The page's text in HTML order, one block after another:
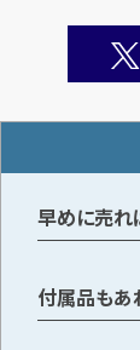
早めに売れ
付属品もあ